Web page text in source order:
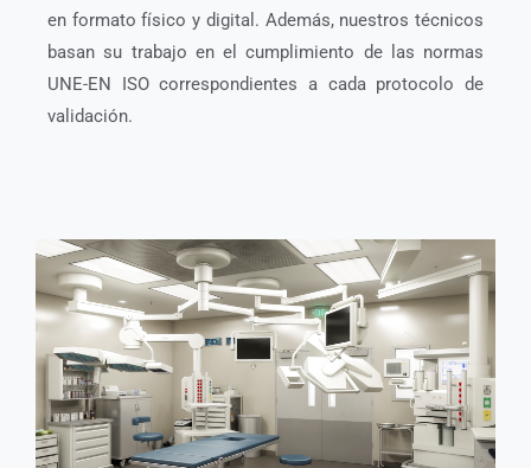
en formato físico y digital. Además, nuestros técnicos
basan su trabajo en el cumplimiento de las normas
UNE-EN ISO correspondientes a cada protocolo de
validación.